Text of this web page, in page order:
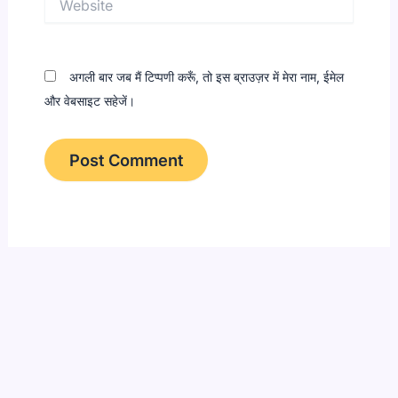
अगली बार जब मैं टिप्पणी करूँ, तो इस ब्राउज़र में मेरा नाम, ईमेल
और वेबसाइट सहेजें।